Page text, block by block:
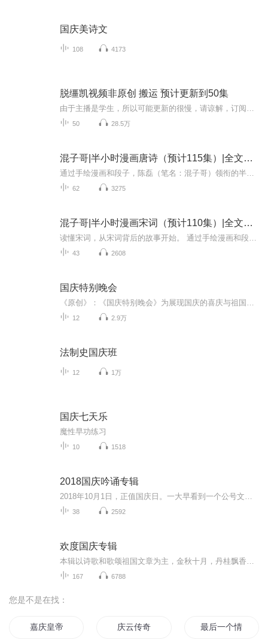
国庆美诗文
108 4173
脱缰凯视频非原创 搬运 预计更新到50集
50 28.5万
混子哥|半小时漫画唐诗（预计115集）|全文免费
62 3275
混子哥|半小时漫画宋词（预计110集）|全文免费
43 2608
国庆特别晚会
12 2.9万
法制史国庆班
12 1万
国庆七天乐
魔性早功练习
10 1518
2018国庆吟诵专辑
38 2592
欢度国庆专辑
167 6788
您是不是在找：
嘉庆皇帝 庆云传奇 最后一个情人节